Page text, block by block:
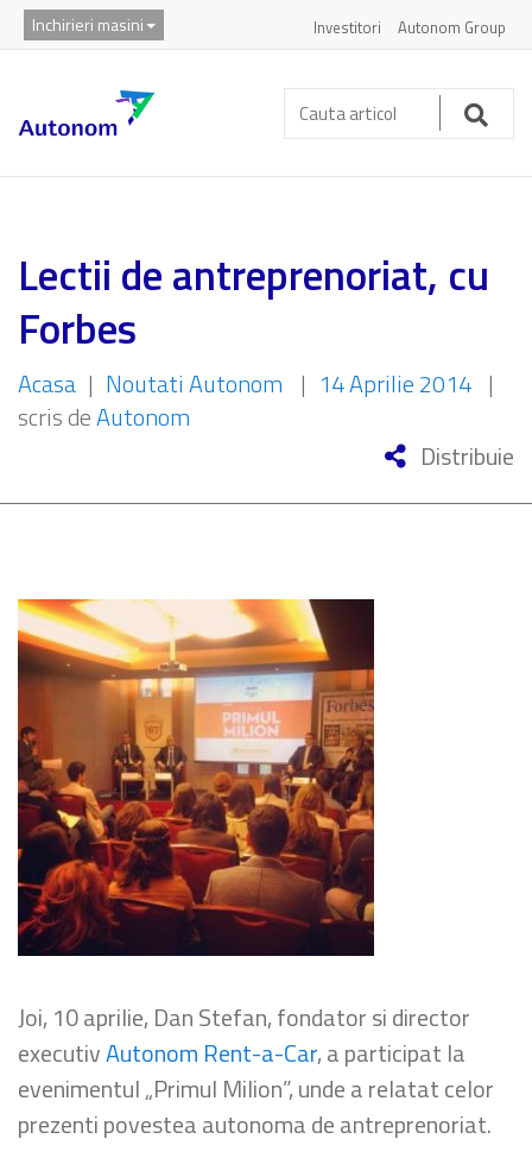
Inchirieri masini Investitori Autonom Group
Cauta
articol:
Lectii de antreprenoriat, cu
Forbes
Acasa | Noutati Autonom | 14 Aprilie 2014 |
scris deAutonom
Distribuie
Joi, 10 aprilie, Dan Stefan, fondator si director
executivAutonom Rent-a-Car, a participat la
evenimentul „Primul Milion”, unde a relatat celor
prezenti povestea autonoma de antreprenoriat.